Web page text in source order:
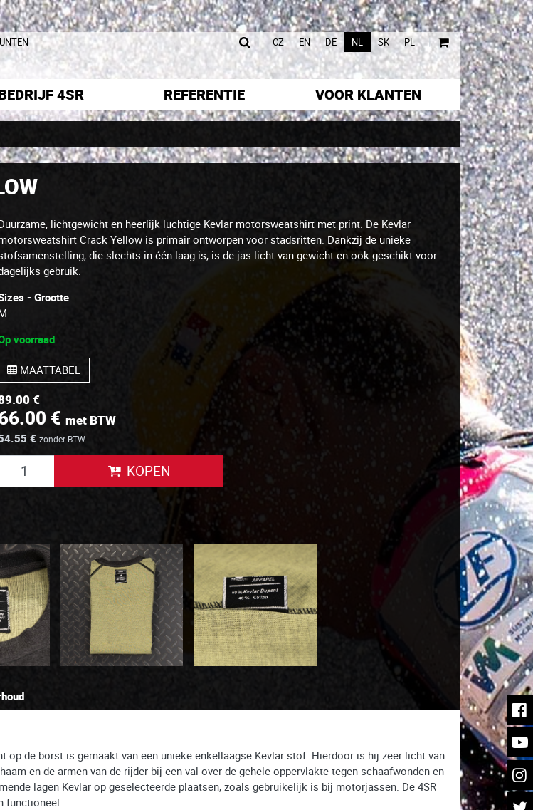
| CZ EN DE NL SK PL |
4SR REFERENTIE VOOR KLANTEN
lichtgewicht en heerlijk luchtige Kevlar motorsweatshirt met print. De Kevlar
Crack Yellow is primair ontworpen voor stadsritten. Dankzij de unieke
die slechts in één laag is, is de jas licht van gewicht en ook geschikt voor
gebruik.
- Grootte
voorraad
MAATTABEL
€
€ met BTW
€ zonder BTW
KOPEN
de borst is gemaakt van een unieke enkellaagse Kevlar stof. Hierdoor is hij zeer licht van
en de armen van de rijder bij een val over de gehele oppervlakte tegen schaafwonden en
lagen Kevlar op geselecteerde plaatsen, zoals gebruikelijk is bij motorjassen. De 4SR
functioneel.